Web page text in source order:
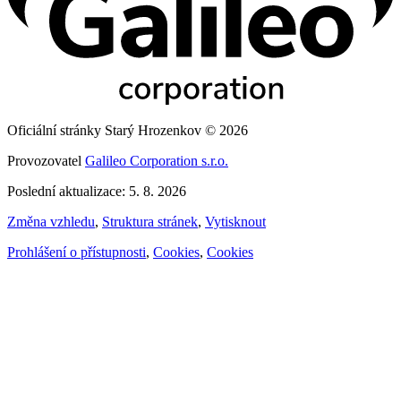
Oficiální stránky Starý Hrozenkov © 2026
Provozovatel Galileo Corporation s.r.o.
Poslední aktualizace: 5. 8. 2026
Změna vzhledu, Struktura stránek, Vytisknout
Prohlášení o přístupnosti, Cookies, Cookies